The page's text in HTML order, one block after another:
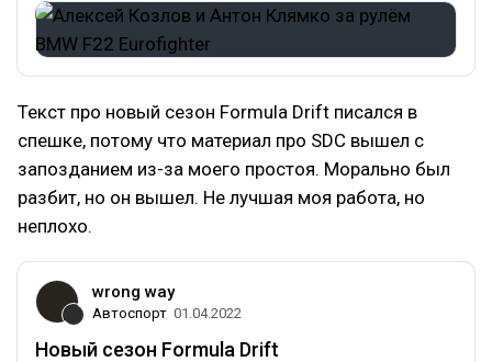
Текст про новый сезон Formula Drift писался в
спешке, потому что материал про SDC вышел с
запозданием из-за моего простоя. Морально был
разбит, но он вышел. Не лучшая моя работа, но
неплохо.
wrong way
Автоспорт 01.04.2022
Новый сезон Formula Drift